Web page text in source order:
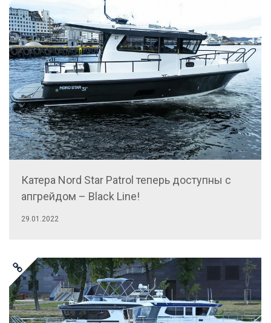
Катера Nord Star Patrol теперь доступны с
апгрейдом – Black Line!
29.01.2022